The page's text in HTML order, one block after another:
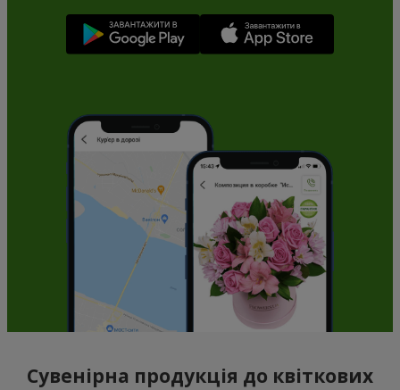
Сувенірна продукція до квіткових